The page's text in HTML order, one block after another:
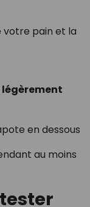
pain et la
légèrement
en dessous
au moins